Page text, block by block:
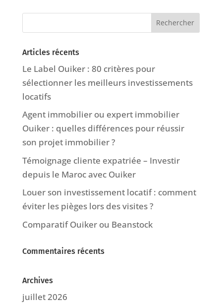
Articles récents
Le Label Ouiker : 80 critères pour
sélectionner les meilleurs investissements
locatifs
Agent immobilier ou expert immobilier
Ouiker : quelles différences pour réussir
son projet immobilier ?
Témoignage cliente expatriée – Investir
depuis le Maroc avec Ouiker
Louer son investissement locatif : comment
éviter les pièges lors des visites ?
Comparatif Ouiker ou Beanstock
Commentaires récents
Archives
juillet 2026